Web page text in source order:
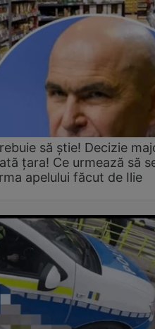
să știe! Decizie
țara! Ce urmează să
apelului făcut de Ilie